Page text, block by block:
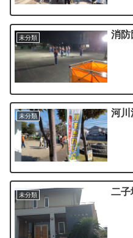
未分類 消防
未分類 河川
未分類 二子